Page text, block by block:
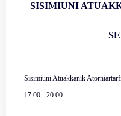
SISIMIUNI
Sisimiuni Atuakkanik
17:00 - 20:00